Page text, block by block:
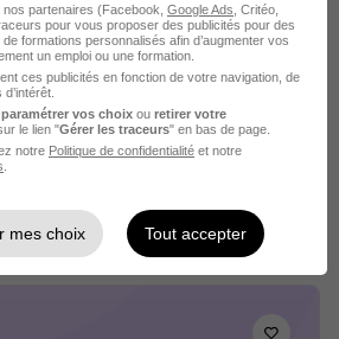
F
12,31 - 13 € / heure
il y a 5 jours
nos partenaires (Facebook, Google Ads , Critéo,
pour vous proposer des publicités pour des
formations personnalisés afin d’augmenter vos
un emploi ou une formation.
ces publicités en fonction de votre navigation, de
paramétrer vos choix ou retirer votre
le lien "Gérer les traceurs" en bas de page.
notre Politique de confidentialité et notre
mes choix Tout accepter